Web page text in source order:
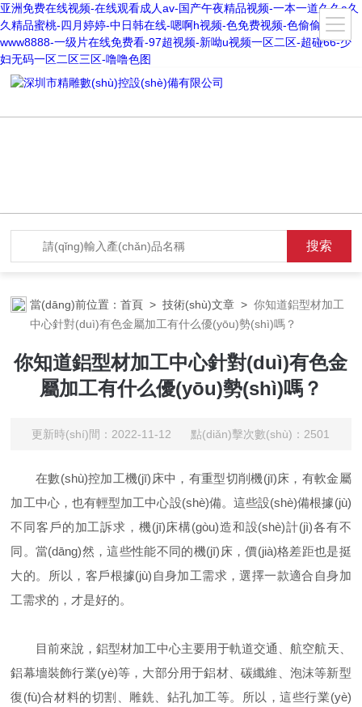
亚洲免费在线视频-在线观看成人av-国产午夜精品视频-一本一道久久a久
久精品蜜桃-四月婷婷-中日韩在线-嗯啊h视频-色免费视频-色偷偷
www8888-一级片在线免费看-97超视频-新呦u视频一区二区-超碰66-少
妇无码一区二区三区-噜噜色图
當(dāng)前位置：首頁 >技術(shù)文章 >你知道鋁型材加工
中心針對(duì)有色金屬加工有什么優(yōu)勢(shì)嗎？
你知道鋁型材加工中心針對(duì)有色金
屬加工有什么優(yōu)勢(shì)嗎？
更新時(shí)間：2022-11-12 點(diǎn)擊次數(shù)：2501
在數(shù)控加工機(jī)床中，有重型切削機(jī)床，有軟金屬
加工中心，也有輕型加工中心設(shè)備。這些設(shè)備根據(jù)
不同客戶的加工訴求，機(jī)床構(gòu)造和設(shè)計(jì)各有不
同。當(dāng)然，這些性能不同的機(jī)床，價(jià)格差距也是挺
大的。所以，客戶根據(jù)自身加工需求，選擇一款適合自身加
工需求的，才是好的。
目前來說，鋁型材加工中心主要用于軌道交通、航空航天、
鋁幕墻裝飾行業(yè)等，大部分用于鋁材、碳纖維、泡沫等新型
復(fù)合材料的切割、雕銑、鉆孔加工等。所以，這些行業(yè)